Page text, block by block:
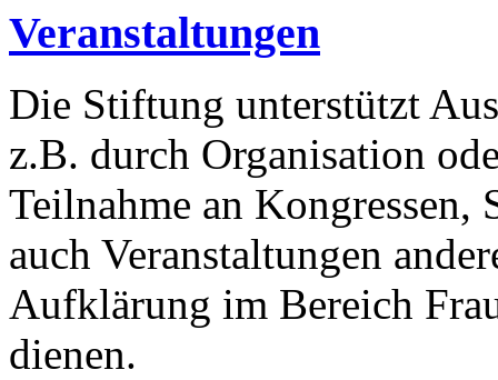
Veranstaltungen
Die Stiftung unterstützt
z.B. durch Organisation
Teilnahme an Kongressen,
auch Veranstaltungen
Aufklärung im Bereich
dienen.